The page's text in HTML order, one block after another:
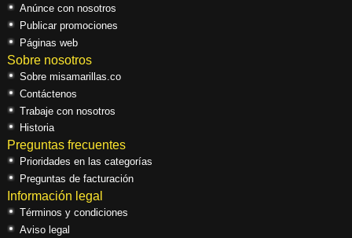
Anúnce con nosotros
Publicar promociones
Páginas web
Sobre nosotros
Sobre misamarillas.co
Contáctenos
Trabaje con nosotros
Historia
Preguntas frecuentes
Prioridades en las categorías
Preguntas de facturación
Información legal
Términos y condiciones
Aviso legal